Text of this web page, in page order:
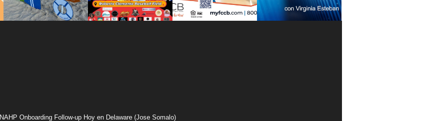
NAHP Onboarding Follow-up Hoy en Delaware (Jose Somalo)